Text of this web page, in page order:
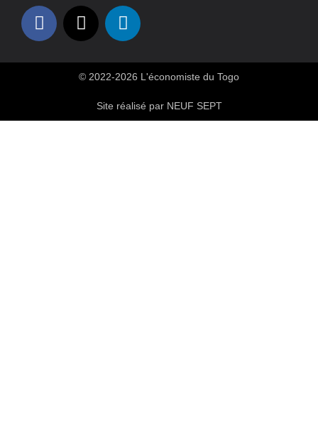
© 2022-2026 L'économiste du Togo
Site réalisé par NEUF SEPT